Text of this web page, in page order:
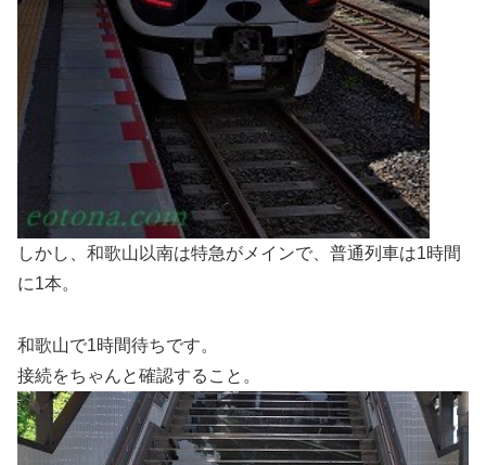
しかし、和歌山以南は特急がメインで、普通列車は1時間
に1本。
和歌山で1時間待ちです。
接続をちゃんと確認すること。